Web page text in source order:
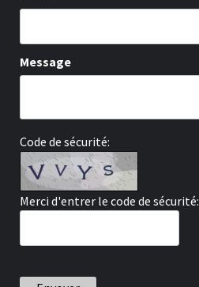
Message
Code de sécurité:
Merci d'entrer le code de sécurité: